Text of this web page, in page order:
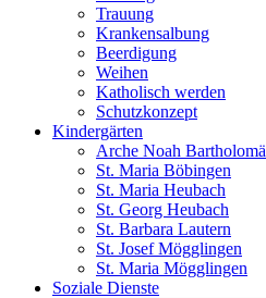
Trauung
Krankensalbung
Beerdigung
Weihen
Katholisch werden
Schutzkonzept
Kindergärten
Arche Noah Bartholomä
St. Maria Böbingen
St. Maria Heubach
St. Georg Heubach
St. Barbara Lautern
St. Josef Mögglingen
St. Maria Mögglingen
Soziale Dienste